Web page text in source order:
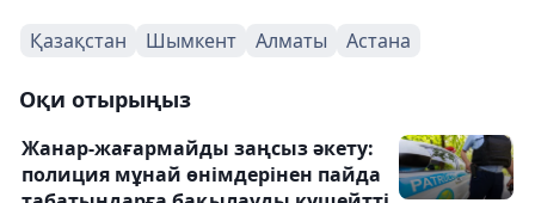
Қазақстан Шымкент Алматы Астана
Оқи отырыңыз
Жанар-жағармайды заңсыз әкету:
полиция мұнай өнімдерінен пайда